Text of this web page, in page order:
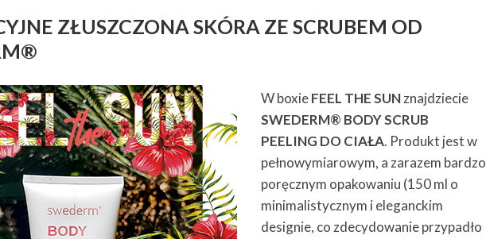
ZŁUSZCZONA SKÓRA ZE SCRUBEM OD
W boxieFEEL THE SUNznajdziecie
SWEDERM® BODY SCRUB
PEELING DO CIAŁA. Produkt jest w
pełnowymiarowym, a zarazem bardzo
poręcznym opakowaniu (150 ml o
minimalistycznym i eleganckim
designie, co zdecydowanie przypadło